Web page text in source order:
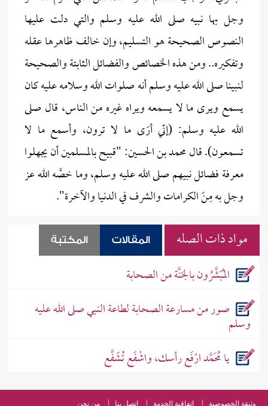
وجل بها نبيه صلى الله عليه وسلم والتي دلت عليها
النصوص الصحيحة هو التسليم، وإن خالف ظاهرها عقله
وتفكيره.. ومن هذه الخصائص والفضائل الثابتة والصحيحة
لنبينا صلى الله عليه وسلم أنه صلوات الله وسلامه عليه كان
يسمع ويرى ما لا يسمعه ويراه غيره من الناس، قال صلى
الله عليه وسلم: (إنّي أرَى ما لا ترون، وأسمع ما لا
تسمعون). قال محمد بن الحسين: "قبيح بالمسلمين أن يجهلوا
معرفة فضائل نبيهم صلى الله عليه وسلم، وما خصَّه الله عز
وجل به مِنَ الكرامات والشرف في الدنيا والآخرة".
مواد ذات الصله المقالات المكتبة
المُبَشَّرُون بالجَنَّة من الصحابة
صور من مسارعة الصحابة لطاعة النبي صلى الله عليه
وسلم
يا مُحَمَّد ارْفَع رأسك، واشْفَع تُشَفَّع
وثيقة الخصوصية اتفاقية الخدمة اتصل بنا من نحن